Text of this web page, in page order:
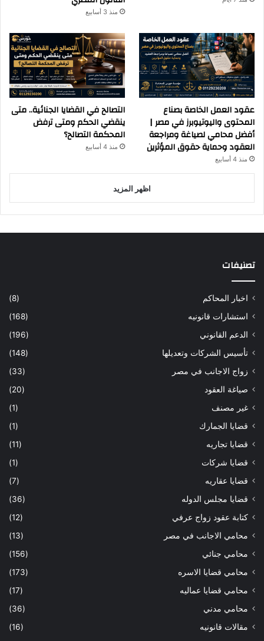
منذ 3 أسابيع
عقود العمل الخاصة بصناع
المحتوى واليوتيوبرز في مصر |
أفضل محامي لصياغة ومراجعة
العقود وحماية حقوق المؤثرين
منذ 4 أسابيع
التصالح في القضايا الجنائية.. متى
ينقضي الحكم ومتى ترفض
المحكمة التصالح؟
منذ 4 أسابيع
اظهر المزيد
تصنيفات
اخبار المحاكم
(8)
استشارات قانونيه
(168)
الدعم القانوني
(196)
تأسيس الشركات وتعديلها
(148)
زواج الاجانب في مصر
(33)
صياغة العقود
(20)
غير مصنف
(1)
قضايا الجمارك
(1)
قضايا تجاريه
(11)
قضايا شركات
(1)
قضايا عقاريه
(7)
قضايا مجلس الدوله
(36)
كتابة عقود زواج عرفي
(12)
محامي الاجانب في مصر
(13)
محامي جنائي
(156)
محامي قضايا الاسره
(173)
محامي قضايا عماليه
(17)
محامي مدني
(36)
مقالات قانونيه
(16)